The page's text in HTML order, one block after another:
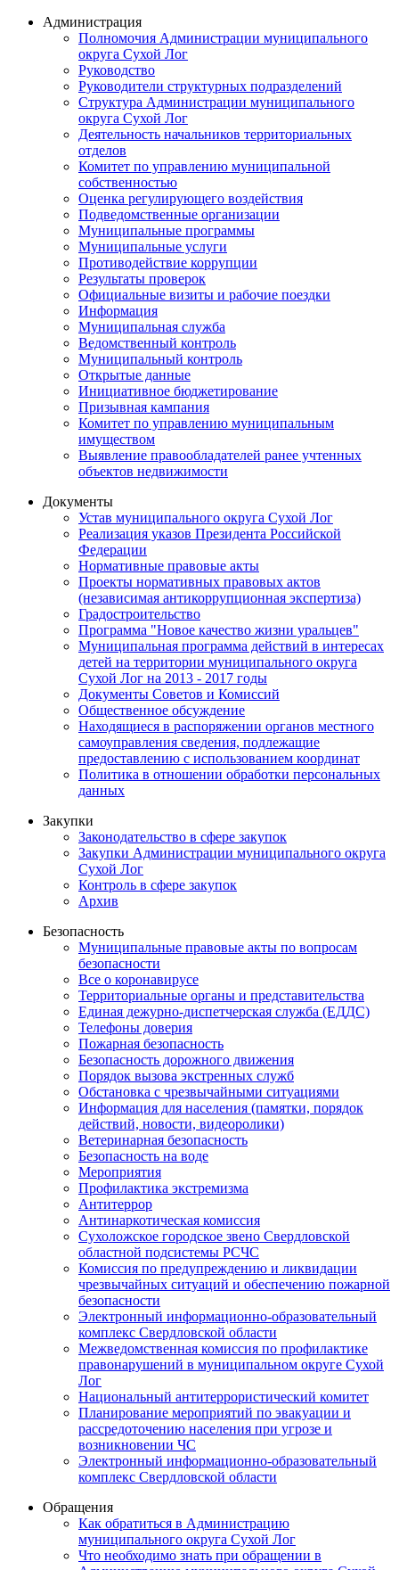
Администрация
Полномочия Администрации муниципального
округа Сухой Лог
Руководство
Руководители структурных подразделений
Структура Администрации муниципального
округа Сухой Лог
Деятельность начальников территориальных
отделов
Комитет по управлению муниципальной
собственностью
Оценка регулирующего воздействия
Подведомственные организации
Муниципальные программы
Муниципальные услуги
Противодействие коррупции
Результаты проверок
Официальные визиты и рабочие поездки
Информация
Муниципальная служба
Ведомственный контроль
Муниципальный контроль
Открытые данные
Инициативное бюджетирование
Призывная кампания
Комитет по управлению муниципальным
имуществом
Выявление правообладателей ранее учтенных
объектов недвижимости
Документы
Устав муниципального округа Сухой Лог
Реализация указов Президента Российской
Федерации
Нормативные правовые акты
Проекты нормативных правовых актов
(независимая антикоррупционная экспертиза)
Градостроительство
Программа "Новое качество жизни уральцев"
Муниципальная программа действий в интересах
детей на территории муниципального округа
Сухой Лог на 2013 - 2017 годы
Документы Советов и Комиссий
Общественное обсуждение
Находящиеся в распоряжении органов местного
самоуправления сведения, подлежащие
предоставлению с использованием координат
Политика в отношении обработки персональных
данных
Закупки
Законодательство в сфере закупок
Закупки Администрации муниципального округа
Сухой Лог
Контроль в сфере закупок
Архив
Безопасность
Муниципальные правовые акты по вопросам
безопасности
Все о коронавирусе
Территориальные органы и представительства
Единая дежурно-диспетчерская служба (ЕДДС)
Телефоны доверия
Пожарная безопасность
Безопасность дорожного движения
Порядок вызова экстренных служб
Обстановка с чрезвычайными ситуациями
Информация для населения (памятки, порядок
действий, новости, видеоролики)
Ветеринарная безопасность
Безопасность на воде
Мероприятия
Профилактика экстремизма
Антитеррор
Антинаркотическая комиссия
Сухоложское городское звено Свердловской
областной подсистемы РСЧС
Комиссия по предупреждению и ликвидации
чрезвычайных ситуаций и обеспечению пожарной
безопасности
Электронный информационно-образовательный
комплекс Cвердловской области
Межведомственная комиссия по профилактике
правонарушений в муниципальном округе Сухой
Лог
Национальный антитеррористический комитет
Планирование мероприятий по эвакуации и
рассредоточению населения при угрозе и
возникновении ЧС
Электронный информационно-образовательный
комплекс Свердловской области
Обращения
Как обратиться в Администрацию
муниципального округа Сухой Лог
Что необходимо знать при обращении в